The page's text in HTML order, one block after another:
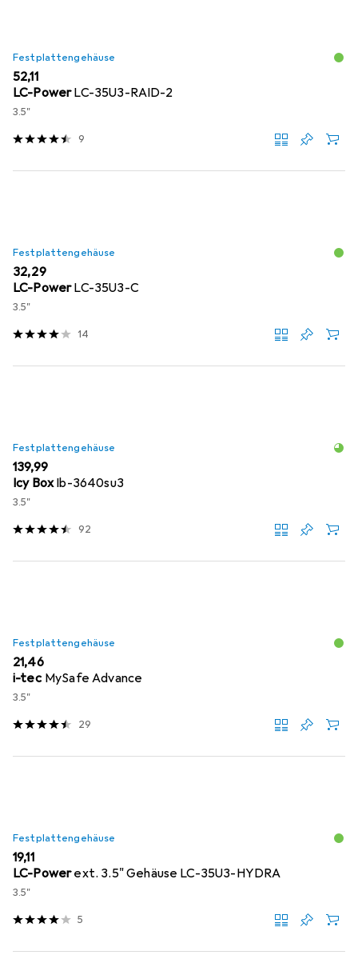
Festplattengehäuse
EUR
52,11
LC-PowerLC-35U3-RAID-2
3.5"
9
Festplattengehäuse
EUR
32,29
LC-PowerLC-35U3-C
3.5"
14
Festplattengehäuse
EUR
139,99
Icy BoxIb-3640su3
3.5"
92
Festplattengehäuse
EUR
21,46
i-tec MySafe Advance
3.5"
29
Festplattengehäuse
EUR
19,11
LC-Powerext. 3.5" Gehäuse LC-35U3-HYDRA
3.5"
5